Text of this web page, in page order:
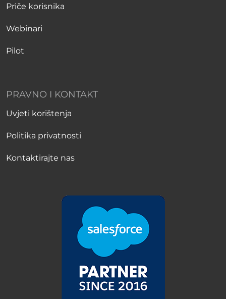
Priče korisnika
Webinari
Pilot
PRAVNO I KONTAKT
Uvjeti korištenja
Politika privatnosti
Kontaktirajte nas